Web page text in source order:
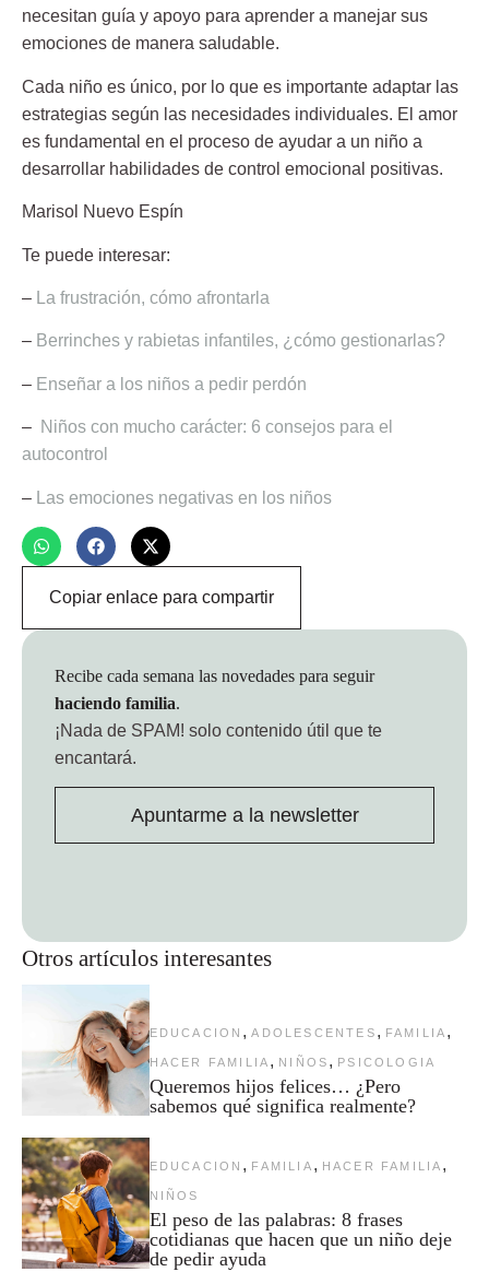
necesitan guía y apoyo para aprender a manejar sus
emociones de manera saludable.
Cada niño es único, por lo que es importante adaptar las
estrategias según las necesidades individuales. El amor
es fundamental en el proceso de ayudar a un niño a
desarrollar habilidades de control emocional positivas.
Marisol Nuevo Espín
Te puede interesar:
– La frustración, cómo afrontarla
– Berrinches y rabietas infantiles, ¿cómo gestionarlas?
– Enseñar a los niños a pedir perdón
– Niños con mucho carácter: 6 consejos para el
autocontrol
– Las emociones negativas en los niños
Copiar enlace para compartir
Otros artículos interesantes
EDUCACION , ADOLESCENTES , FAMILIA ,
HACER FAMILIA , NIÑOS , PSICOLOGIA
Queremos hijos felices… ¿Pero
sabemos qué significa realmente?
EDUCACION , FAMILIA , HACER FAMILIA ,
NIÑOS
El peso de las palabras: 8 frases
cotidianas que hacen que un niño deje
de pedir ayuda
Recibe cada semana las novedades para seguir
haciendo familia.
¡Nada de SPAM! solo contenido útil que te
encantará.
Apuntarme a la newsletter